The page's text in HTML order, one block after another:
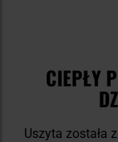
CIEPŁY
Uszyta została